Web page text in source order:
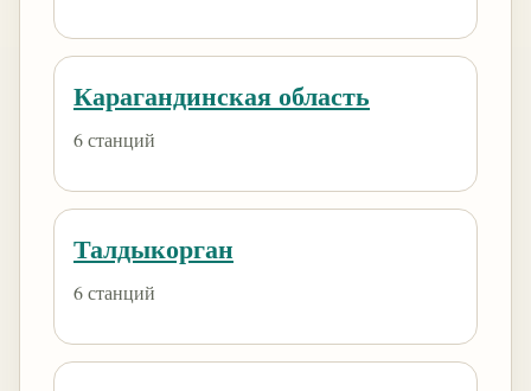
Карагандинская область
6 станций
Талдыкорган
6 станций